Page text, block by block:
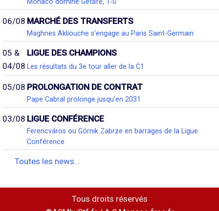
06/08 MARCHÉ DES TRANSFERTS
Maghnes Akliouche s'engage au Paris Saint-Germain
05 &
04/08
LIGUE DES CHAMPIONS
Les résultats du 3e tour aller de la C1
05/08 PROLONGATION DE CONTRAT
Pape Cabral prolonge jusqu'en 2031
03/08 LIGUE CONFÉRENCE
Ferencváros ou Górnik Zabrze en barrages de la Ligue
Conférence
Toutes les news...
Tous droits réservés